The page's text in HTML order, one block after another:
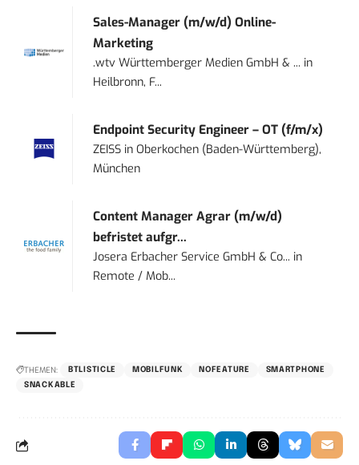
Sales-Manager (m/w/d) Online-
Marketing
.wtv Württemberger Medien GmbH & ... in
Heilbronn, F...
Endpoint Security Engineer – OT (f/m/x)
ZEISS inOberkochen (Baden-Württemberg),
München
Content Manager Agrar (m/w/d)
befristet aufgr...
Josera Erbacher Service GmbH & Co... in
Remote / Mob...
THEMEN: BTLISTICLE MOBILFUNK NOFEATURE
SMARTPHONE
SNACKABLE